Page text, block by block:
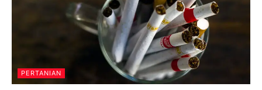
PERTANIAN